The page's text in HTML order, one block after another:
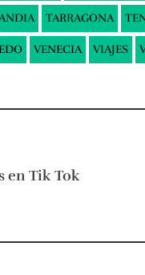
TARRAGONA
VENECIA VIAJES
en Tik Tok